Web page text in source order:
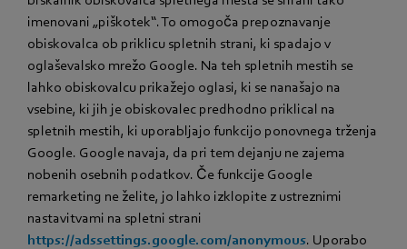
imenovani „piškotek“. To omogoča prepoznavanje
obiskovalca ob priklicu spletnih strani, ki spadajo v
oglaševalsko mrežo Google. Na teh spletnih mestih se
lahko obiskovalcu prikažejo oglasi, ki se nanašajo na
vsebine, ki jih je obiskovalec predhodno priklical na
spletnih mestih, ki uporabljajo funkcijo ponovnega trženja
Google. Google navaja, da pri tem dejanju ne zajema
nobenih osebnih podatkov. Če funkcije Google
remarketing ne želite, jo lahko izklopite z ustreznimi
nastavitvami na spletni strani
https://adssettings.google.com/anonymous. Uporabo